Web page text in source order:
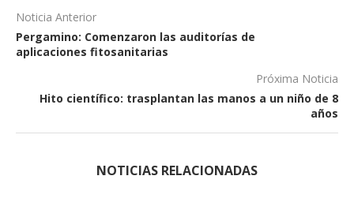
Noticia Anterior
Pergamino: Comenzaron las auditorías de
aplicaciones fitosanitarias
Próxima Noticia
Hito científico: trasplantan las manos a un niño de 8
años
NOTICIAS RELACIONADAS